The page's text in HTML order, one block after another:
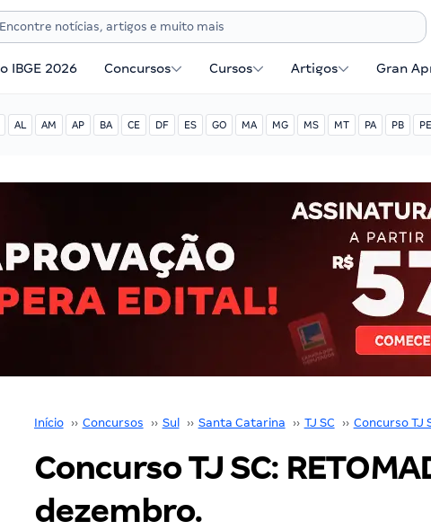
IBGE 2026 Concursos Cursos Artigos Gran
AL AM AP BA CE DF ES GO MA MG MS MT PA PB PE
Início ›› Concursos ›› Sul ›› Santa Catarina ›› TJ SC ›› Concurso TJ
Concurso TJ SC:
dezembro.